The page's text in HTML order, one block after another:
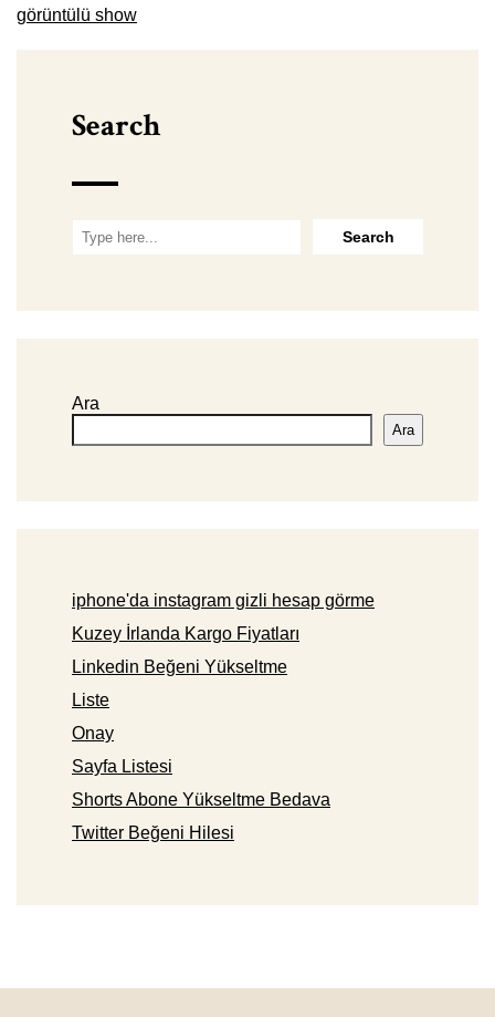
görüntülü show
Search
Ara
Ara
iphone'da instagram gizli hesap görme
Kuzey İrlanda Kargo Fiyatları
Linkedin Beğeni Yükseltme
Liste
Onay
Sayfa Listesi
Shorts Abone Yükseltme Bedava
Twitter Beğeni Hilesi